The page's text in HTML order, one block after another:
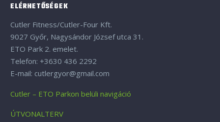
ELÉRHETŐSÉGEK
Cutler Fitness/Cutler-Four Kft.
9027 Győr, Nagysándor József utca 31.
ETO Park 2. emelet.
Telefon: +3630 436 2292
E-mail: cutlergyor@gmail.com
Cutler – ETO Parkon belüli navigáció
ÚTVONALTERV